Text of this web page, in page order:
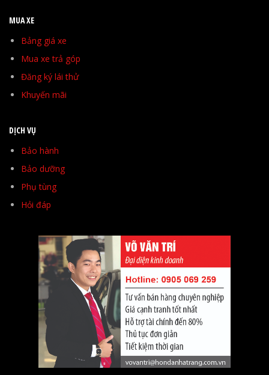
MUA XE
Bảng giá xe
Mua xe trả góp
Đăng ký lái thử
Khuyến mãi
DỊCH VỤ
Bảo hành
Bảo dưỡng
Phụ tùng
Hỏi đáp